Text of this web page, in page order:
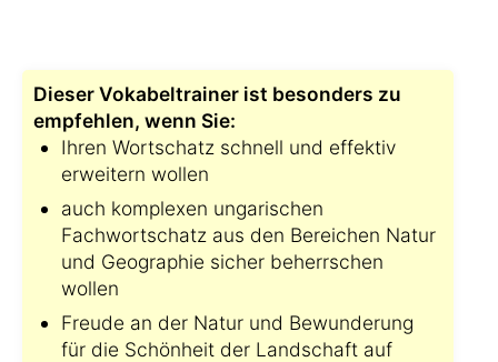
Dieser Vokabeltrainer ist besonders zu
empfehlen, wenn Sie:
Ihren Wortschatz schnell und effektiv
erweitern wollen
auch komplexen ungarischen
Fachwortschatz aus den Bereichen Natur
und Geographie sicher beherrschen
wollen
Freude an der Natur und Bewunderung
für die Schönheit der Landschaft auf